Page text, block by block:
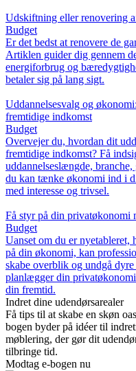
Udskiftning eller renovering
Budget
Er det bedst at renovere de
Artiklen guider dig gennem
energiforbrug og
betaler sig på lang sigt.
Uddannelsesvalg og
fremtidige indkomst
Budget
Overvejer du, hvordan dit
fremtidige indkomst? Få
uddannelseslængde,
du kan tænke økonomi ind i
med interesse og trivsel.
Få styr på din privatøkonomi
Budget
Uanset om du er nyetableret,
på din økonomi, kan
skabe overblik og undgå
planlægger din
din fremtid.
Indret dine udendørsarealer
Få tips til at skabe en skøn
bogen byder på idéer til
møblering, der gør dit
tilbringe tid.
Modtag e-bogen nu